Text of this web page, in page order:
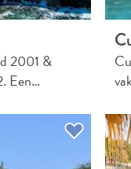
2001 &
Een…